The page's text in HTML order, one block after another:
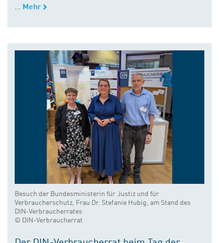
Mehr
Besuch der Bundesministerin für Justiz und für
Verbraucherschutz, Frau Dr. Stefanie Hubig, am Stand des
DIN-Verbraucherrates
© DIN-Verbraucherrat